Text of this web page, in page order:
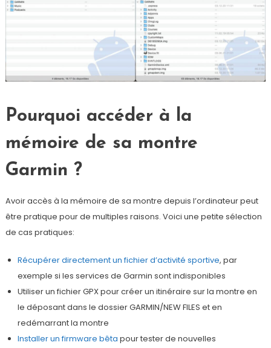
Pourquoi accéder à la
mémoire de sa montre
Garmin ?
Avoir accès à la mémoire de sa montre depuis l’ordinateur peut
être pratique pour de multiples raisons. Voici une petite sélection
de cas pratiques:
Récupérer directement un fichier d’activité sportive, par
exemple si les services de Garmin sont indisponibles
Utiliser un fichier GPX pour créer un itinéraire sur la montre en
le déposant dans le dossier GARMIN/NEW FILES et en
redémarrant la montre
Installer un firmware bêta pour tester de nouvelles